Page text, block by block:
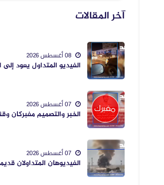
آخر المقالات
الفيديو المتداول يعود إلى
الخبر والتصميم مفبركان
الفيديوهان المتداولان